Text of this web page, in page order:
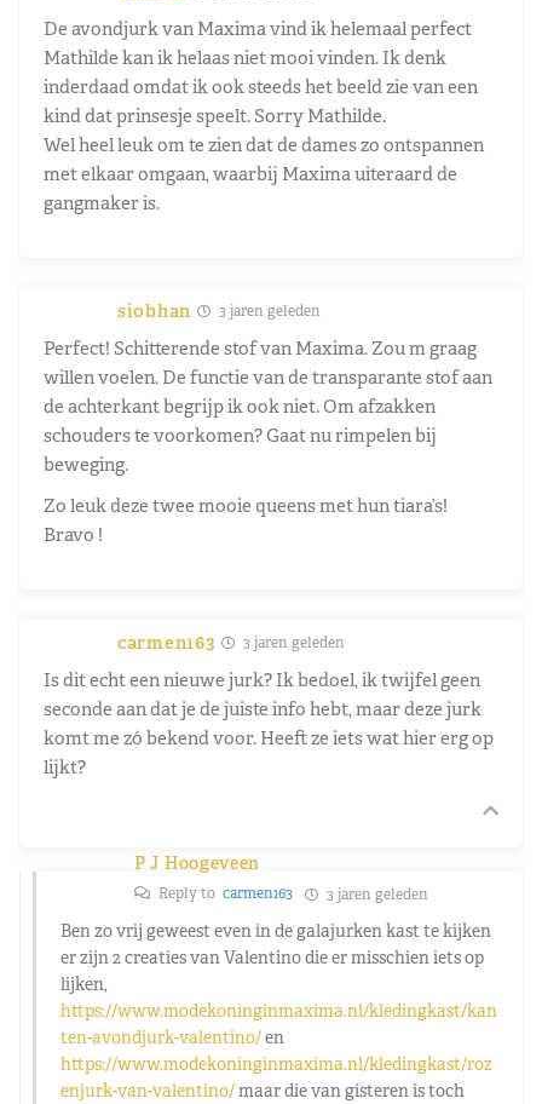
De avondjurk van Maxima vind ik helemaal perfect
Mathilde kan ik helaas niet mooi vinden. Ik denk
inderdaad omdat ik ook steeds het beeld zie van een
kind dat prinsesje speelt. Sorry Mathilde.
Wel heel leuk om te zien dat de dames zo ontspannen
met elkaar omgaan, waarbij Maxima uiteraard de
gangmaker is.
siobhan 3 jaren geleden
Perfect! Schitterende stof van Maxima. Zou m graag
willen voelen. De functie van de transparante stof aan
de achterkant begrijp ik ook niet. Om afzakken
schouders te voorkomen? Gaat nu rimpelen bij
beweging.
Zo leuk deze twee mooie queens met hun tiara’s!
Bravo !
carmen163 3 jaren geleden
Is dit echt een nieuwe jurk? Ik bedoel, ik twijfel geen
seconde aan dat je de juiste info hebt, maar deze jurk
komt me zó bekend voor. Heeft ze iets wat hier erg op
lijkt?
P J Hoogeveen
Reply to carmen163 3 jaren geleden
Ben zo vrij geweest even in de galajurken kast te kijken
er zijn 2 creaties van Valentino die er misschien iets op
lijken,
https://www.modekoninginmaxima.nl/kledingkast/kan
ten-avondjurk-valentino/en
https://www.modekoninginmaxima.nl/kledingkast/roz
enjurk-van-valentino/maar die van gisteren is toch